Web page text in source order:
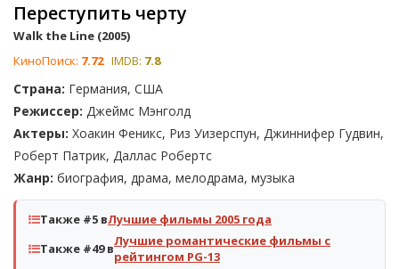
Переступить черту
Walk the Line (2005)
КиноПоиск: 7.72 IMDB: 7.8
Страна: Германия, США
Режиссер: Джеймс Мэнголд
Актеры: Хоакин Феникс, Риз Уизерспун, Джиннифер Гудвин,
Роберт Патрик, Даллас Робертс
Жанр: биография, драма, мелодрама, музыка
Также #5 вЛучшие фильмы 2005 года
Также #49 вЛучшие романтические фильмы с
рейтингом PG-13